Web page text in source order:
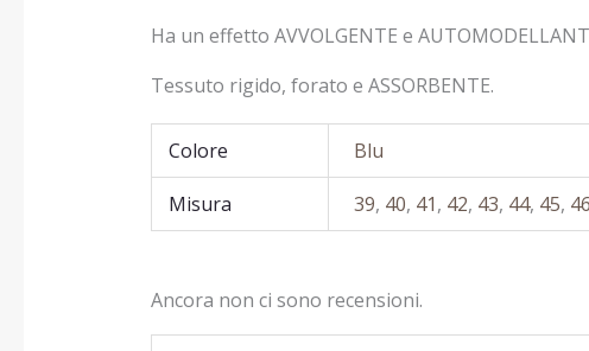
Ha un effetto AVVOLGENTE e
Tessuto rigido, forato e ASSORBENTE.
Colore Blu
Misura 39, 40, 41, 42, 43, 44, 45, 46
Ancora non ci sono recensioni.